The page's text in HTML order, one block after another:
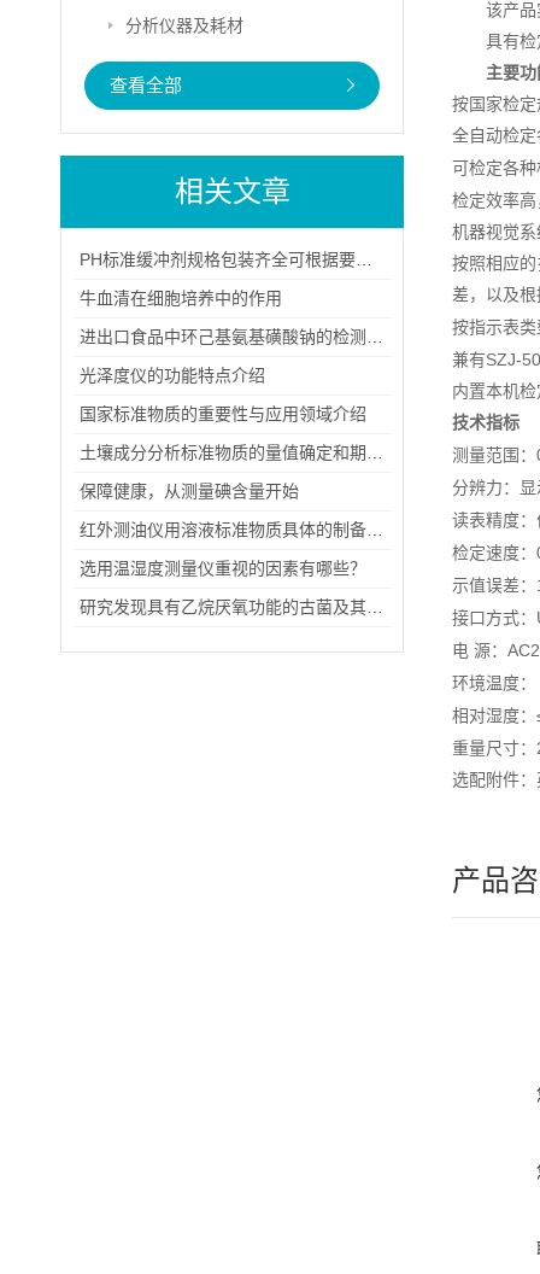
分析仪器及耗材
查看全部
相关文章
牛血清在细胞培养中的作用
光泽度仪的功能特点介绍
国家标准物质的重要性与应用领域介绍
保障健康，从测量碘含量开始
选用温湿度测量仪重视的因素有哪些？
该产
具有
主要功
按国家检
全自动检
可检定各
检定效率
机器视觉
按照相应
差，以及
按指示表
兼有SZJ-50
内置本机
技术指标
测量范围：
分辨力：
读表精度：
检定速度：
示值误差：
接口方式：
电 源：
环境温度：
相对湿度：
重量尺寸：
选配附件
产品